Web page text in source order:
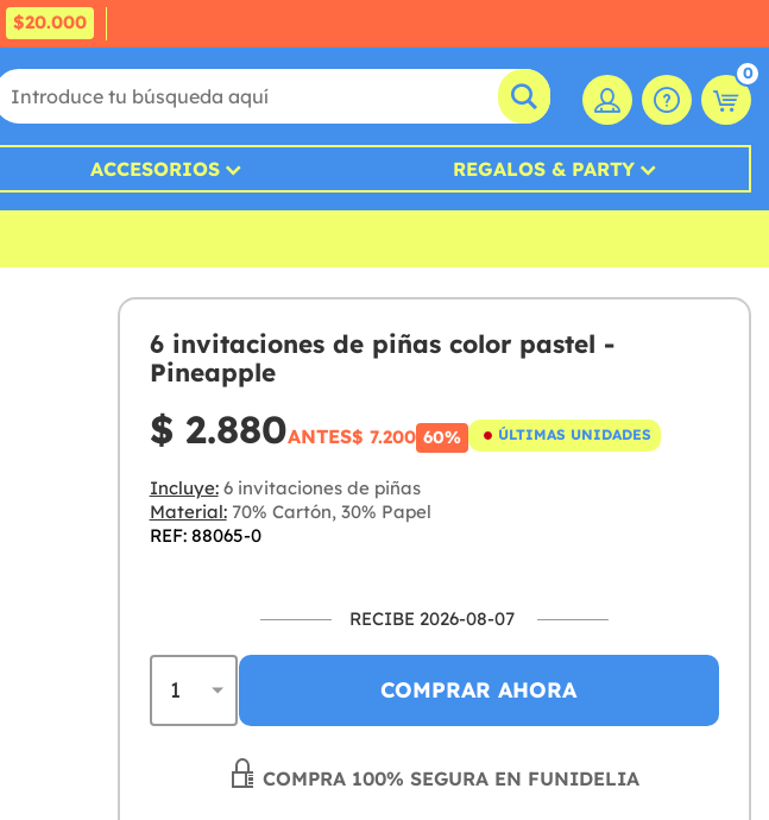
$20.000
0
ACCESORIOS REGALOS & PARTY
6 invitaciones de piñas color pastel -
Pineapple
$ 2.880ANTES$ 7.200 60% ÚLTIMAS UNIDADES
Incluye:6 invitaciones de piñas
Material:70% Cartón, 30% Papel
REF: 88065-0
RECIBE 2026-08-07
COMPRAR AHORA
COMPRA 100% SEGURA EN FUNIDELIA